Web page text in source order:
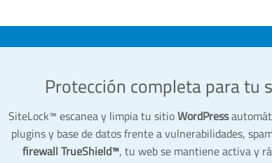
Protección completa para tu
SiteLock™ escanea y limpia tu sitioWordPress
plugins y base de datos frente a vulnerabilidades,
firewall TrueShield™, tu web se mantiene activa y